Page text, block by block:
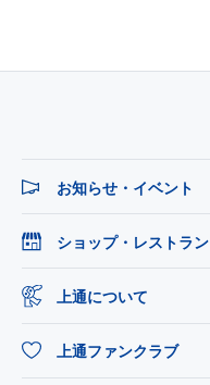
お知らせ・イベント
ショップ・レストラン
上通について
上通ファンクラブ